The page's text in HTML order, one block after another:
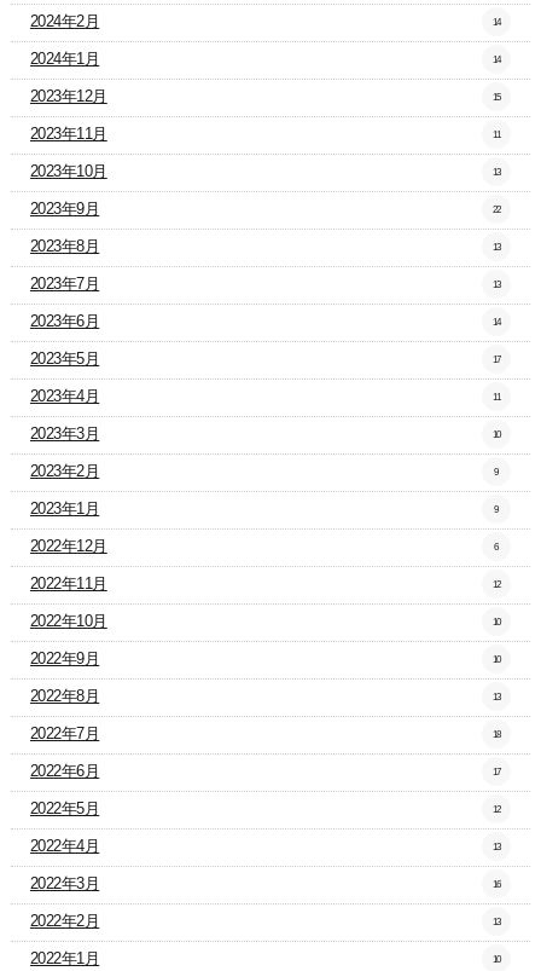
2024年2月 14
2024年1月 14
2023年12月 15
2023年11月 11
2023年10月 13
2023年9月 22
2023年8月 13
2023年7月 13
2023年6月 14
2023年5月 17
2023年4月 11
2023年3月 10
2023年2月 9
2023年1月 9
2022年12月 6
2022年11月 12
2022年10月 10
2022年9月 10
2022年8月 13
2022年7月 18
2022年6月 17
2022年5月 12
2022年4月 13
2022年3月 16
2022年2月 13
2022年1月 10